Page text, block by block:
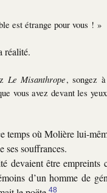
est étrange pour vous ! »
réalité.
Le Misanthrope, songez
vous avez devant les
temps où Molière lui-
ses souffrances.
devaient être empreints
d’un homme de
48